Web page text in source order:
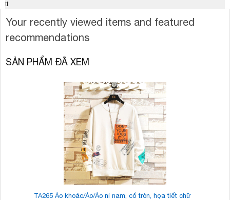
tt
Your recently viewed items and featured
recommendations
SẢN PHẨM ĐÃ XEM
TA265 Áo khoác/Áo/Áo nỉ nam, cổ tròn, họa tiết chữ